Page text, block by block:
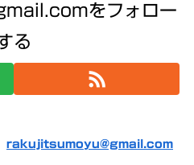
をフォロー
る
rakujitsumoyu@gmail.com